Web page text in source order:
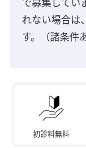
れない場合は
す。（諸条件
初診料無料